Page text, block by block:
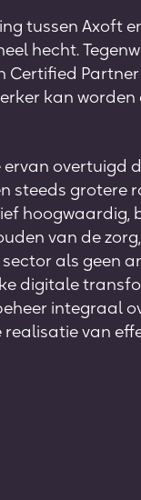
tussen Axoft
hecht.
Certified
kan
ervan overtuigd
steeds grotere
hoogwaardig,
van de
als geen
digitale
integraal
realisatie van